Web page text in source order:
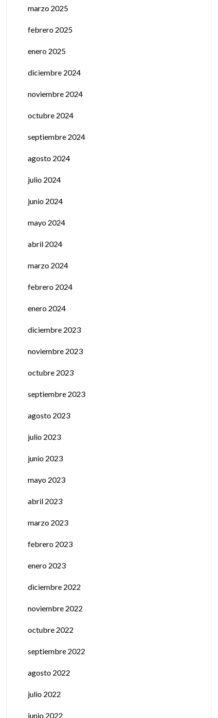
marzo 2025
febrero 2025
enero 2025
diciembre 2024
noviembre 2024
octubre 2024
septiembre 2024
agosto 2024
julio 2024
junio 2024
mayo 2024
abril 2024
marzo 2024
febrero 2024
enero 2024
diciembre 2023
noviembre 2023
octubre 2023
septiembre 2023
agosto 2023
julio 2023
junio 2023
mayo 2023
abril 2023
marzo 2023
febrero 2023
enero 2023
diciembre 2022
noviembre 2022
octubre 2022
septiembre 2022
agosto 2022
julio 2022
junio 2022